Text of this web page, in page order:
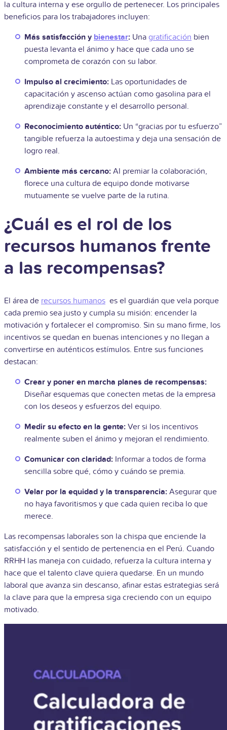
la cultura interna y ese orgullo de pertenecer. Los principales
beneficios para los trabajadores incluyen:
Más satisfacción y bienestar: Una gratificación bien
puesta levanta el ánimo y hace que cada uno se
comprometa de corazón con su labor.
Impulso al crecimiento: Las oportunidades de
capacitación y ascenso actúan como gasolina para el
aprendizaje constante y el desarrollo personal.
Reconocimiento auténtico: Un “gracias por tu esfuerzo”
tangible refuerza la autoestima y deja una sensación de
logro real.
Ambiente más cercano: Al premiar la colaboración,
florece una cultura de equipo donde motivarse
mutuamente se vuelve parte de la rutina.
¿Cuál es el rol de los
recursos humanos frente
a las recompensas?
El área de recursos humanos es el guardián que vela porque
cada premio sea justo y cumpla su misión: encender la
motivación y fortalecer el compromiso. Sin su mano firme, los
incentivos se quedan en buenas intenciones y no llegan a
convertirse en auténticos estímulos. Entre sus funciones
destacan:
Crear y poner en marcha planes de recompensas:
Diseñar esquemas que conecten metas de la empresa
con los deseos y esfuerzos del equipo.
Medir su efecto en la gente: Ver si los incentivos
realmente suben el ánimo y mejoran el rendimiento.
Comunicar con claridad: Informar a todos de forma
sencilla sobre qué, cómo y cuándo se premia.
Velar por la equidad y la transparencia: Asegurar que
no haya favoritismos y que cada quien reciba lo que
merece.
Las recompensas laborales son la chispa que enciende la
satisfacción y el sentido de pertenencia en el Perú. Cuando
RRHH las maneja con cuidado, refuerza la cultura interna y
hace que el talento clave quiera quedarse. En un mundo
laboral que avanza sin descanso, afinar estas estrategias será
la clave para que la empresa siga creciendo con un equipo
motivado.